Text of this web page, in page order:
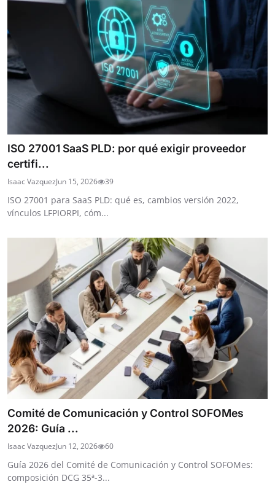
ISO 27001 SaaS PLD: por qué exigir proveedor
certifi...
Isaac VazquezJun 15, 2026 39
ISO 27001 para SaaS PLD: qué es, cambios versión 2022,
vínculos LFPIORPI, cóm...
Comité de Comunicación y Control SOFOMes
2026: Guía ...
Isaac VazquezJun 12, 2026 60
Guía 2026 del Comité de Comunicación y Control SOFOMes:
composición DCG 35ª-3...